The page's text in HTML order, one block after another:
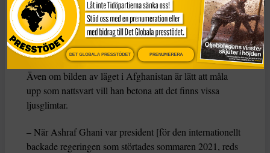
maktövertagande i mitten av augusti 2021. Foto: AP Photo/
Gul
SAK har ”tillgång till fler platser” än
tidigare
Även om bilden av läget i Afghanistan är lätt att måla
upp som nattsvart vill han betona att det finns vissa
ljusglimtar.
– När Ashraf Ghani var president [för den internationellt
backade regeringen som störtades sommaren 2021, reds
DET GLOBALA PRESSTÖDET PRENUMERERA